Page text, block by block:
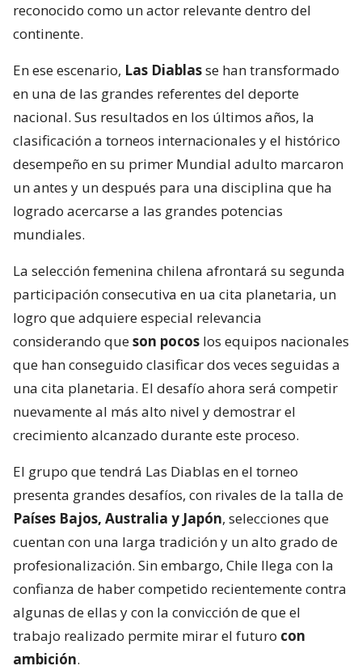
reconocido como un actor relevante dentro del
continente.
En ese escenario, Las Diablasse han transformado
en una de las grandes referentes del deporte
nacional. Sus resultados en los últimos años, la
clasificación a torneos internacionales y el histórico
desempeño en su primer Mundial adulto marcaron
un antes y un después para una disciplina que ha
logrado acercarse a las grandes potencias
mundiales.
La selección femenina chilena afrontará su segunda
participación consecutiva en ua cita planetaria, un
logro que adquiere especial relevancia
considerando queson pocos los equipos nacionales
que han conseguido clasificar dos veces seguidas a
una cita planetaria. El desafío ahora será competir
nuevamente al más alto nivel y demostrar el
crecimiento alcanzado durante este proceso.
El grupo que tendrá Las Diablas en el torneo
presenta grandes desafíos, con rivales de la talla de
Países Bajos, Australia y Japón, selecciones que
cuentan con una larga tradición y un alto grado de
profesionalización. Sin embargo, Chile llega con la
confianza de haber competido recientemente contra
algunas de ellas y con la convicción de que el
trabajo realizado permite mirar el futuro con
ambición.